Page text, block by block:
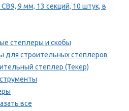
9 мм, 13 секций, 10 штук, в
степлеры и скобы
для строительных степлеров
степлер (Текер)
все